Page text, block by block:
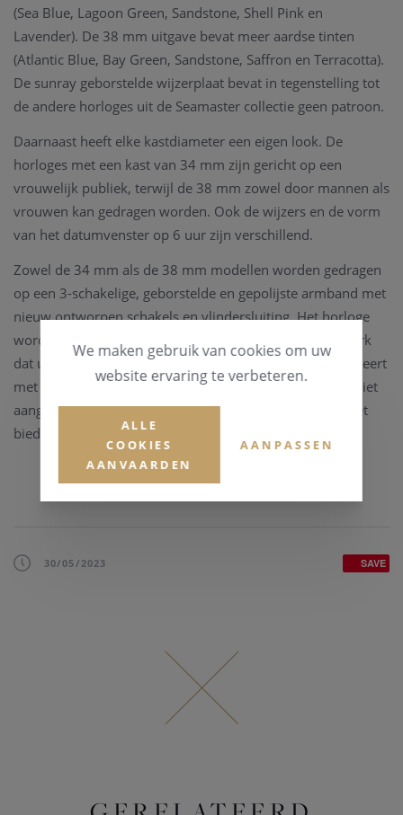
(Sea Blue, Lagoon Green, Sandstone, Shell Pink en
Lavender). De 38 mm uitgave bevat meer aardse tinten
(Atlantic Blue, Bay Green, Sandstone, Saffron en Terracotta).
De sunray geborstelde wijzerplaat bevat in tegenstelling tot
de andere horloges uit de Seamaster collectie geen patroon.
Daarnaast heeft elke kastdiameter een eigen look. De
horloges met een kast van 34 mm zijn gericht op een
vrouwelijk publiek, terwijl de 38 mm zowel door mannen als
vrouwen kan gedragen worden. Ook de wijzers en de vorm
van het datumvenster op 6 uur zijn verschillend.
Zowel de 34 mm als de 38 mm modellen worden gedragen
op een 3-schakelige, geborstelde en gepolijste armband met
nieuw ontworpen schakels en vlindersluiting. Het horloge
wordt aangedreven door het
, een gangwerk
dat uitzonderlijke weerstand en nauwkeurigheid combineert
met een gangreserve van 55 uur. De Aqua Terra wordt niet
aangeprezen als een professioneel duikhorloge, maar het
biedt toch een waterdichtheid tot 150 meter.
30/05/2023 SAVE
We maken gebruik van cookies om uw
website ervaring te verbeteren.
ALLE
COOKIES
AANVAARDEN
AANPASSEN